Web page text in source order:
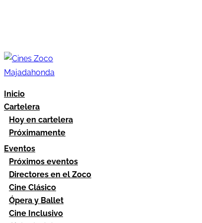
Inicio
Cartelera
Hoy en cartelera
Próximamente
Eventos
Próximos eventos
Directores en el Zoco
Cine Clásico
Ópera y Ballet
Cine Inclusivo